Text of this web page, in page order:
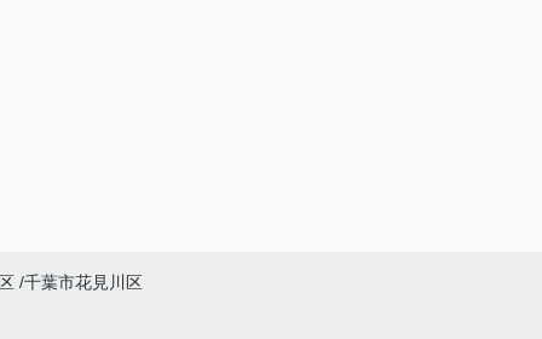
千葉市花見川区